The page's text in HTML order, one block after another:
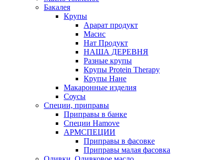
Бакалея
Крупы
Арарат продукт
Масис
Нат Продукт
НАША ДЕРЕВНЯ
Разные крупы
Крупы Protein Therapy
Крупы Нане
Макаронные изделия
Соусы
Специи, приправы
Приправы в банке
Специи Hamove
АРМСПЕЦИИ
Приправы в фасовке
Приправы малая фасовка